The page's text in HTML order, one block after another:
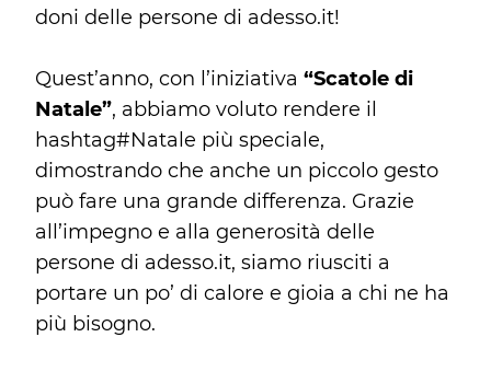
doni delle persone di adesso.it!
Quest’anno, con l’iniziativa “Scatole di
Natale”, abbiamo voluto rendere il
hashtag#Natale più speciale,
dimostrando che anche un piccolo gesto
può fare una grande differenza. Grazie
all’impegno e alla generosità delle
persone di adesso.it, siamo riusciti a
portare un po’ di calore e gioia a chi ne ha
più bisogno.